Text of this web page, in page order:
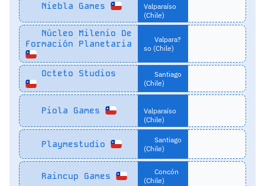
Niebla Games
Valparaíso
(Chile)
Núcleo Milenio De
Formación Planetaria
Valpara?
so (Chile)
Octeto Studios
Santiago
(Chile)
Piola Games
Valparaíso
(Chile)
Playmestudio
Santiago
(Chile)
Raincup Games
Concón
(Chile)